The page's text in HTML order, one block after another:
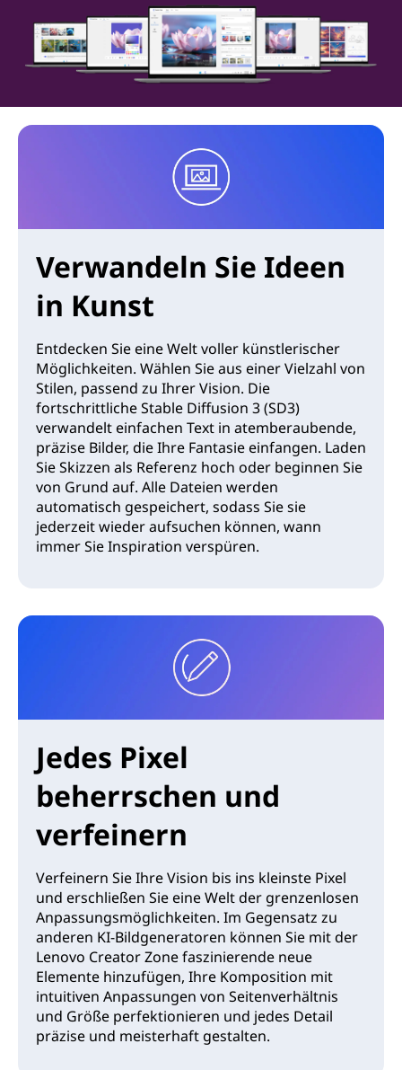
Verwandeln Sie Ideen
in Kunst
Entdecken Sie eine Welt voller künstlerischer
Möglichkeiten. Wählen Sie aus einer Vielzahl von
Stilen, passend zu Ihrer Vision. Die
fortschrittliche Stable Diffusion 3 (SD3)
verwandelt einfachen Text in atemberaubende,
präzise Bilder, die Ihre Fantasie einfangen. Laden
Sie Skizzen als Referenz hoch oder beginnen Sie
von Grund auf. Alle Dateien werden
automatisch gespeichert, sodass Sie sie
jederzeit wieder aufsuchen können, wann
immer Sie Inspiration verspüren.
Jedes Pixel
beherrschen und
verfeinern
Verfeinern Sie Ihre Vision bis ins kleinste Pixel
und erschließen Sie eine Welt der grenzenlosen
Anpassungsmöglichkeiten. Im Gegensatz zu
anderen KI-Bildgeneratoren können Sie mit der
Lenovo Creator Zone faszinierende neue
Elemente hinzufügen, Ihre Komposition mit
intuitiven Anpassungen von Seitenverhältnis
und Größe perfektionieren und jedes Detail
präzise und meisterhaft gestalten.